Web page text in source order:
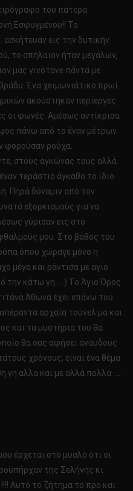
του πάτερα
Εσφυγμένου!! Το
εις την δυτικήν
το σπήλαιον ήταν μεγάλων,
μας γινότανε πάντα με
Ένα χειμωνιάτικο πρωί
ακούστηκαν περίεργες
οι φωνές. Αμέσως αντίκρισα
πάνω από το έναν μέτρων.
φορούσαν ρούχα.
στους αγκώνας τους αλλά
τεράστιο άγκαθο το ίδιο
Πηρά δύναμιν από τον
εξορκισμούς για να
γύρισαν εις στο
μου. Στο βάθος του
όπου χώραγε μόνο η
μέγα και ράντισα με άγιο
την κάτω γη…. ) Το Άγιο Όρος
Άθωνα έχει επάνω του
αρχαία τούνελ μα και
και τα μυστήρια του θα
θα σας αφήσει άναυδους
χρόνους, είναι ένα θέμα
γη αλλά και με αλλά πολλά …..
έρχεται στο μυαλό ότι οι
της Σελήνης κι
Αυτό το ζήτημα το προ και